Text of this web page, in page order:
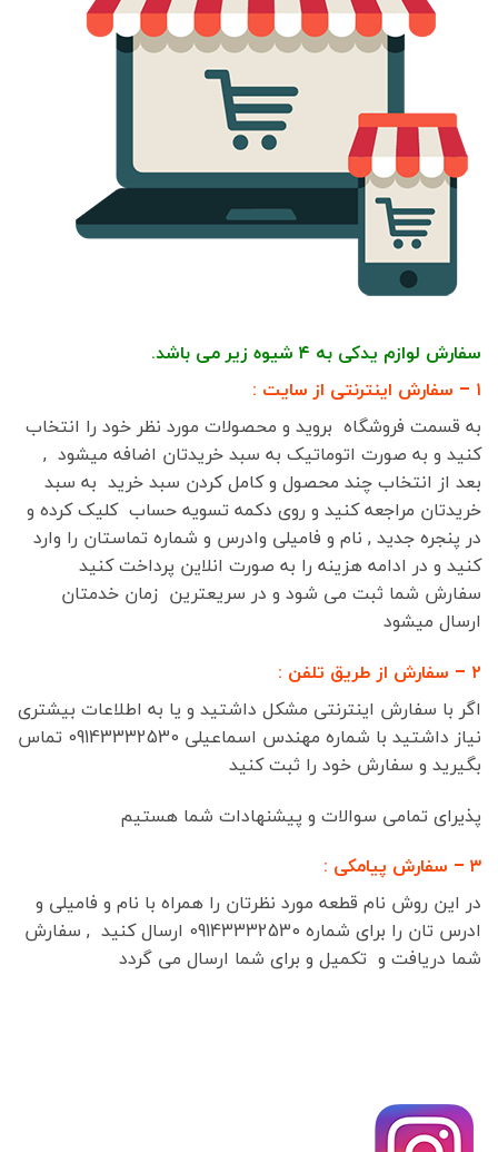
سفارش لوازم یدکی به ۴ شیوه زیر می باشد.
۱ – سفارش اینترنتی از سایت :
به قسمت فروشگاه بروید و محصولات مورد نظر خود را انتخاب
کنید و به صورت اتوماتیک به سبد خریدتان اضافه میشود ,
بعد از انتخاب چند محصول و کامل کردن سبد خرید به سبد
خریدتان مراجعه کنید و روی دکمه تسویه حساب کلیک کرده و
در پنجره جدید , نام و فامیلی وادرس و شماره تماستان را وارد
کنید و در ادامه هزینه را به صورت انلاین پرداخت کنید
سفارش شما ثبت می شود و در سریعترین زمان خدمتان
ارسال میشود
۲ – سفارش از طریق تلفن :
اگر با سفارش اینترنتی مشکل داشتید و یا به اطلاعات بیشتری
نیاز داشتید با شماره مهندس اسماعیلی 09143332530 تماس
بگیرید و سفارش خود را ثبت کنید
پذیرای تمامی سوالات و پیشنهادات شما هستیم
۳ – سفارش پیامکی :
در این روش نام قطعه مورد نظرتان را همراه با نام و فامیلی و
ادرس تان را برای شماره 09143332530 ارسال کنید , سفارش
شما دریافت و تکمیل و برای شما ارسال می گردد